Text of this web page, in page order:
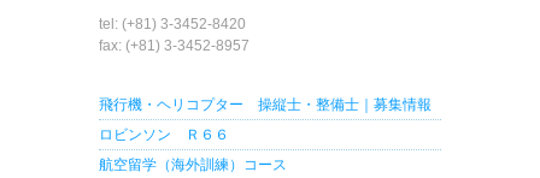
tel: (+81) 3-3452-8420
fax: (+81) 3-3452-8957
飛行機・ヘリコプター 操縦士・整備士｜募集情報
ロビンソン Ｒ６６
航空留学（海外訓練）コース